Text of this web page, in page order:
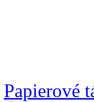
Papierové